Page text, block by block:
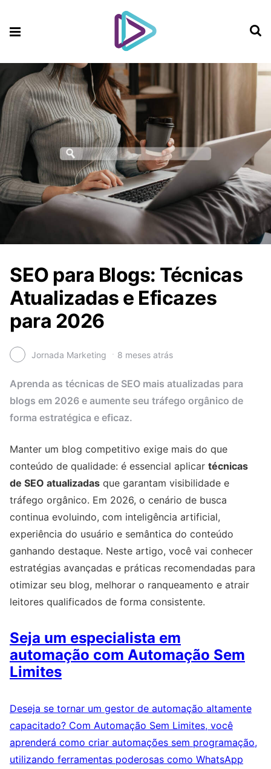
SEO para Blogs: Técnicas
Atualizadas e Eficazes
para 2026
Jornada Marketing 8 meses atrás
Aprenda as técnicas de SEO mais atualizadas para
blogs em 2026 e aumente seu tráfego orgânico de
forma estratégica e eficaz.
Manter um blog competitivo exige mais do que
conteúdo de qualidade: é essencial aplicar técnicas
de SEO atualizadas que garantam visibilidade e
tráfego orgânico. Em 2026, o cenário de busca
continua evoluindo, com inteligência artificial,
experiência do usuário e semântica do conteúdo
ganhando destaque. Neste artigo, você vai conhecer
estratégias avançadas e práticas recomendadas para
otimizar seu blog, melhorar o ranqueamento e atrair
leitores qualificados de forma consistente.
Seja um especialista em
automação com Automação Sem
Limites
Deseja se tornar um gestor de automação altamente
capacitado? Com Automação Sem Limites, você
aprenderá como criar automações sem programação,
utilizando ferramentas poderosas como WhatsApp